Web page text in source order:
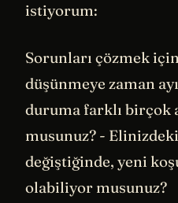
istiyorum:
Sorunları çözmek
düşünmeye zaman
duruma farklı birçok
musunuz? -
değiştiğinde, yeni
olabiliyor musunuz?